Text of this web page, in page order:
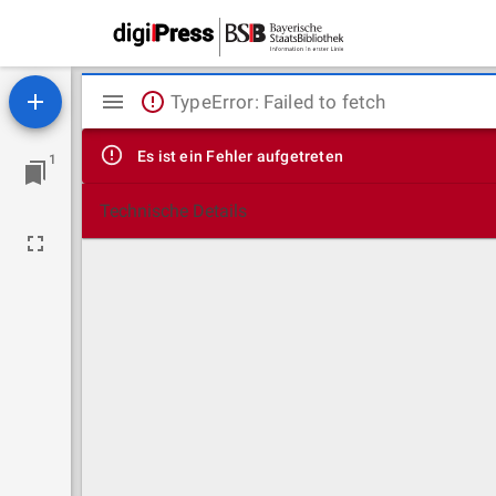
1
Mirador
Viewer
TypeError: Failed to fetch
Es ist ein Fehler aufgetreten
Technische Details